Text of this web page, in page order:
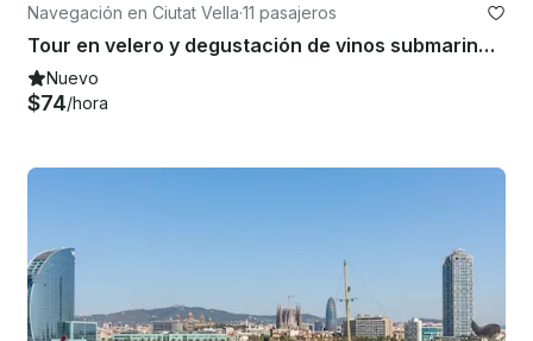
Navegación en Ciutat Vella·11 pasajeros
Tour en velero y degustación de vinos submarinos a bordo en Barcelona
Nuevo
$74/hora